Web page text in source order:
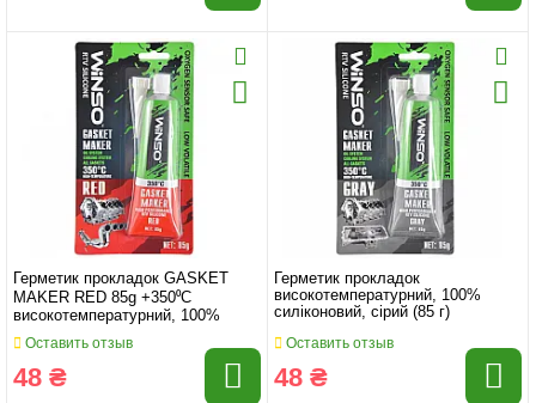
Герметик прокладок GASKET
MAKER RED 85g +350⁰С
високотемпературний, 100%
силіконовий, червоний
Оставить отзыв
48 ₴
Герметик прокладок
високотемпературний, 100%
силіконовий, сірий (85 г)
Оставить отзыв
48 ₴